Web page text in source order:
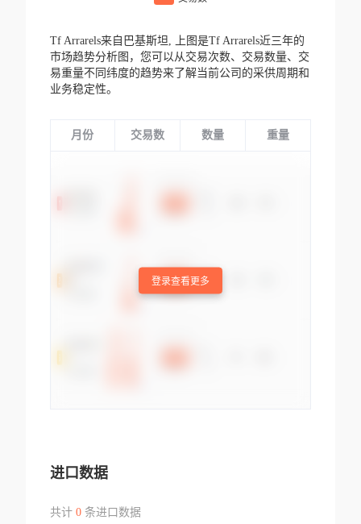
Tf Arrarels来自巴基斯坦,
上图是Tf Arrarels近三年的
市场趋势分析图，您可以从交易次数、交易数量、交
易重量不同纬度的趋势来了解当前公司的采供周期和
业务稳定性。
月份 交易数 数量 重量
登录查看更多
进口数据
共计 0条进口数据